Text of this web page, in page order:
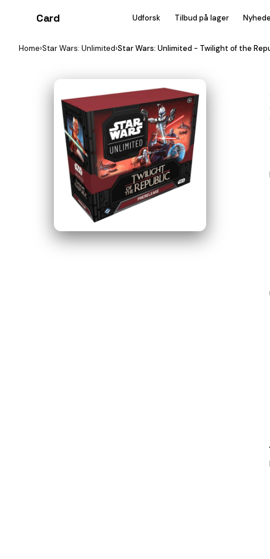
Card Udforsk Tilbud på lager
Home›Star Wars: Unlimited›Star Wars: Unlimited - Twilight of the